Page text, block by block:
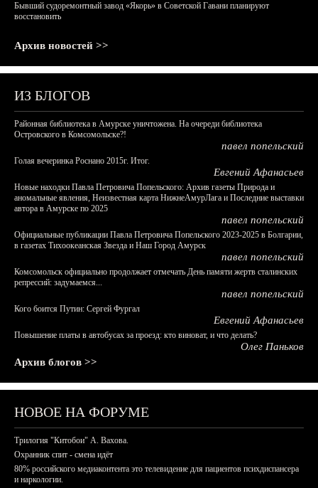
Бывший судоремонтный завод «Якорь» в Советской Гавани планируют
восстановить
Архив новостей >>
ИЗ БЛОГОВ
Районная библиотека в Амурске уничтожена. На очереди библиотека
Островского в Комсомольске?!
павел попельский
Голая вечеринка Роснано 2015г. Итог.
Евгений Афанасьев
Новые находки Павла Петровича Попельского: Архив газеты Природа и
аномальные явления, Неизвестная карта НижнеАмурЛага и Последние выставки
автора в Амурске по 2025
павел попельский
Официальные публикации Павла Петровича Попельского 2023-2025 в Болгарии,
в газетах Тихоокеанская Звезда и Наш Город Амурск
павел попельский
Комсомольск официально продолжает отмечать День памяти жертв сталинских
репрессий: задумаемся...
павел попельский
Кого боится Путин: Сергей Фургал
Евгений Афанасьев
Повышение платы в автобусах за проезд: кто виноват, и что делать?
Олег Паньков
Архив блогов >>
НОВОЕ НА ФОРУМЕ
Трилогия "Китобои" А. Вахова.
Охранник спит - смена идёт
80% российского медиаконтента это телевидение для пациентов психдиспансера
и наркологии.